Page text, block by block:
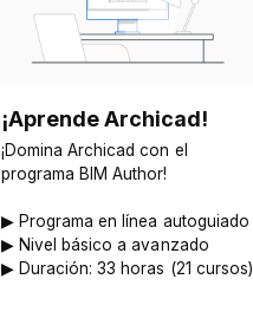
¡Aprende Archicad!
¡Domina Archicad con el
programa BIM Author!
▶︎ Programa en línea autoguiado
▶︎ Nivel básico a avanzado
▶︎ Duración: 33 horas (21 cursos)